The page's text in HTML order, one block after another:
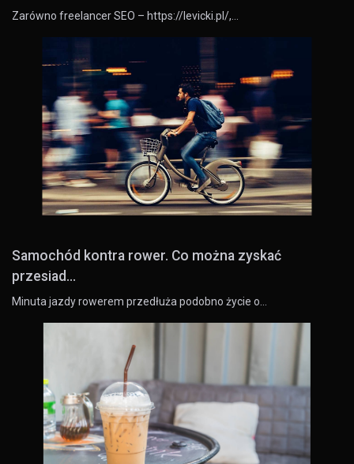
Zarówno freelancer SEO – https://levicki.pl/,…
Samochód kontra rower. Co można zyskać
przesiad...
Minuta jazdy rowerem przedłuża podobno życie o…